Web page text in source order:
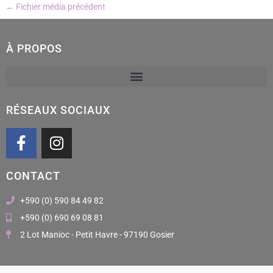
← Fichier média précédent
À PROPOS
RÉSEAUX SOCIAUX
F
a
e
b
o
o
k
I
n
t
a
g
r
a
CONTACT
+590 (0) 590 84 49 82
+590 (0) 690 69 08 81
2 Lot Manioc - Petit Havre - 97190 Gosier